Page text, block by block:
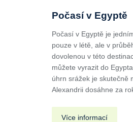
Počasí v Egyptě
Počasí v Egyptě je
pouze v létě, ale v
dovolenou v této
můžete vyrazit do
úhrn srážek je skutečně
Alexandrii dosáhne za
Více informací